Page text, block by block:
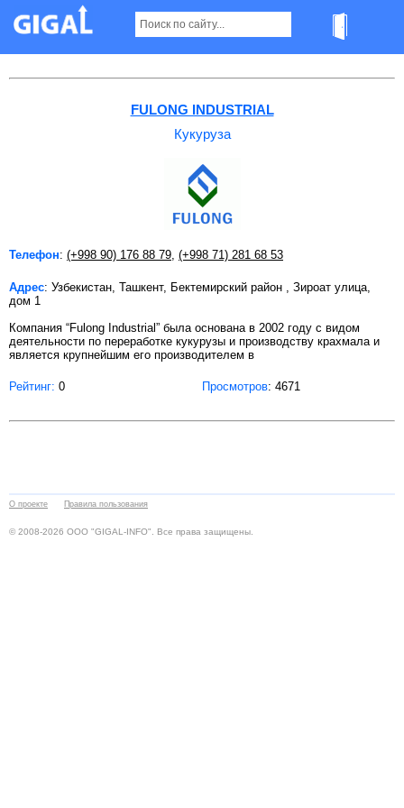
Кукуруза в Ташкенте
FULONG INDUSTRIAL
Кукуруза
Телефон: (+998 90) 176 88 79 (+998 71) 281 68 53
Адрес: Узбекистан, Ташкент, Бектемирский район , Зироат улица,
дом 1
Компания “Fulong Industrial” была основана в 2002 году с видом
деятельности по переработке кукурузы и производству крахмала и
является крупнейшим его производителем в
Рейтинг: 0 Просмотров: 4671
О проекте Правила пользования
© 2008-2026 ООО "GIGAL-INFO". Все права защищены.